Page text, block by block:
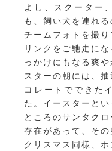
よし、スクーター
も、飼い犬を連れ
チームフォトを撮
リンクをご馳走に
っかけにもなる爽
スターの朝には、
コレートでできた
た。イースターと
ところのサンタク
存在があって、そ
クリスマス同様、